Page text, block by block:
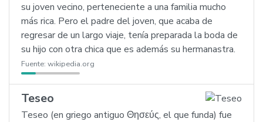
su joven vecino, perteneciente a una familia mucho
más rica. Pero el padre del joven, que acaba de
regresar de un largo viaje, tenía preparada la boda de
su hijo con otra chica que es además su hermanastra.
Fuente: wikipedia.org
Teseo
Teseo (en griego antiguo Θησεύς, el que funda) fue